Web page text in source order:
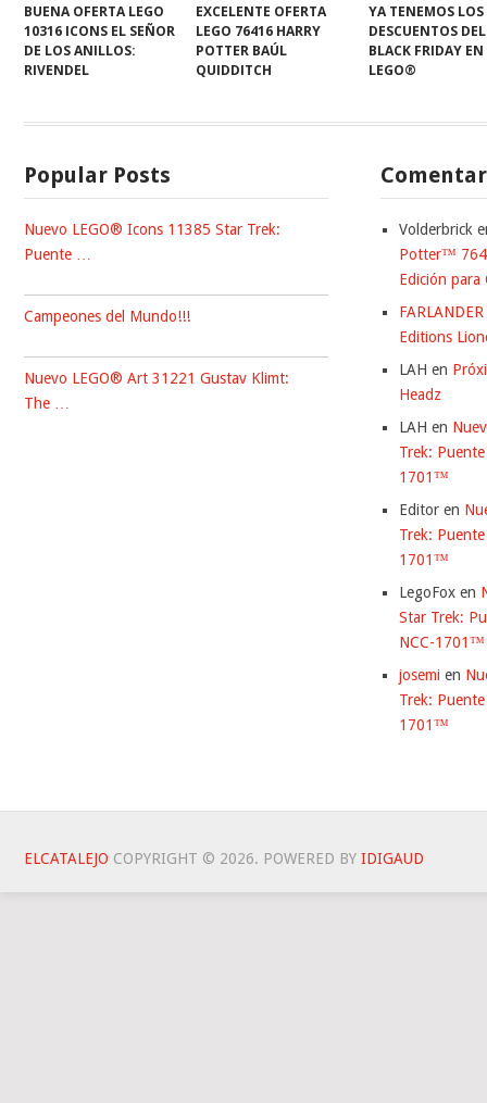
BUENA OFERTA LEGO
10316 ICONS EL SEÑOR
DE LOS ANILLOS:
RIVENDEL
EXCELENTE OFERTA
LEGO 76416 HARRY
POTTER BAÚL
QUIDDITCH
YA TENEMOS LOS
DESCUENTOS DEL
BLACK FRIDAY EN
LEGO®
Popular Posts
Nuevo LEGO® Icons 11385 Star Trek:
Puente …
Campeones del Mundo!!!
Nuevo LEGO® Art 31221 Gustav Klimt:
The …
Volderbrick
Potter™
Edición para
FARLANDER
Editions
LAH en
Headz
LAH en
Trek:
1701™
Editoren
Trek:
1701™
LegoFoxen
Star Trek:
NCC-1701™
josemi en
Trek:
1701™
ELCATALEJO COPYRIGHT © 2026. POWERED BY IDIGAUD